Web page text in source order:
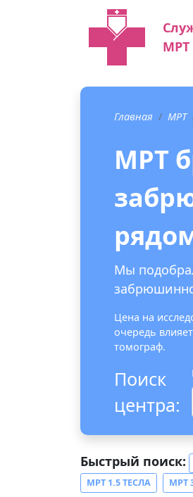
МРТ
Главная МРТ
МРТ
Мы
Цена на
очередь
томограф.
Поиск
центра:
Быстрый поиск:
МРТ 1.5 ТЕСЛА
МРТ